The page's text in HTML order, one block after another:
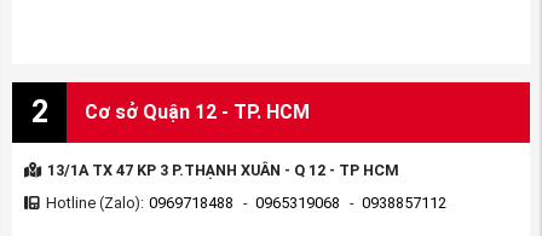
2 Cơ sở Quận 12 - TP. HCM
13/1A TX 47 KP 3 P.THẠNH XUÂN - Q 12 - TP HCM
Hotline (Zalo): 0969718488 - 0965319068 - 0938857112